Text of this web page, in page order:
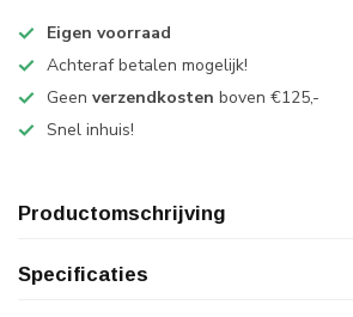
Eigen voorraad
Achteraf betalen mogelijk!
Geen verzendkosten boven €125,-
Snel inhuis!
Productomschrijving
Specificaties